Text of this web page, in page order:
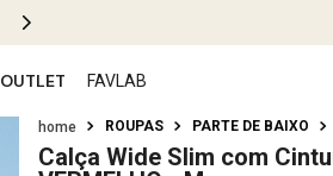
OUTLET FAVLAB
ROUPAS PARTE DE BAIXO
Calça Wide Slim com